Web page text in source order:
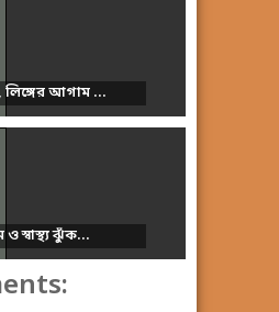
আগাম ...
স্বাস্থ্য ঝুঁক...